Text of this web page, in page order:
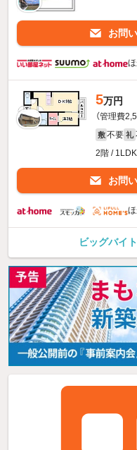
お問
5万円
（管理費
敷 不要 礼
2階 /
お問
ビッグバイ